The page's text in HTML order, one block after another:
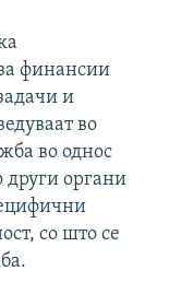
финансии
и
во
во однос
други органи
со што се